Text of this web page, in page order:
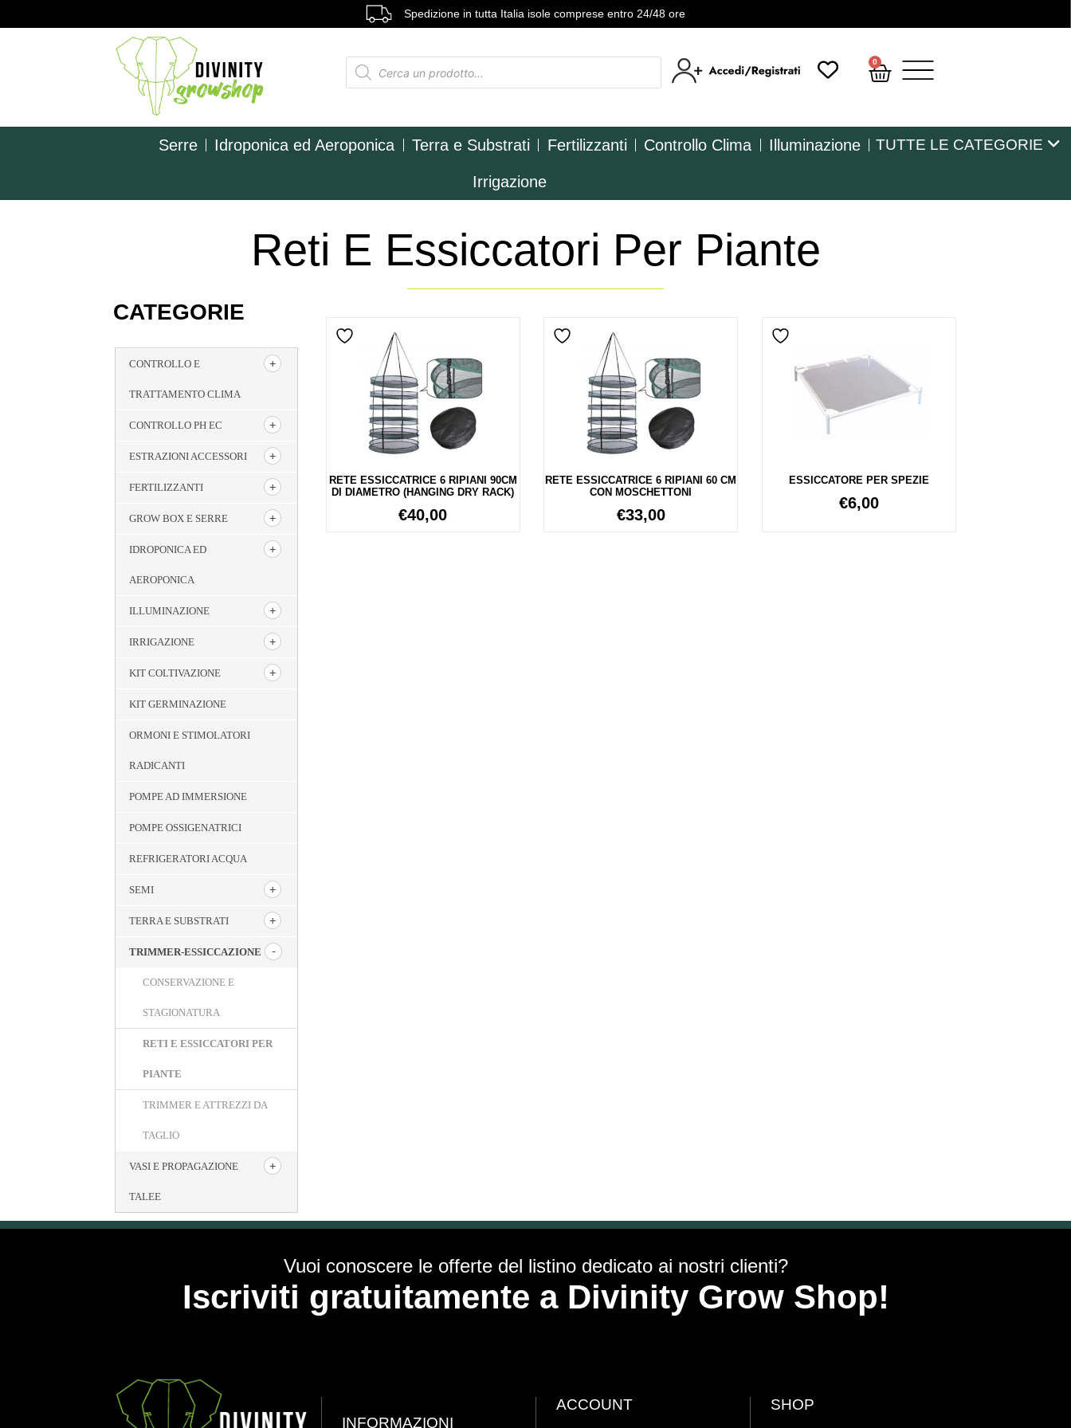
Spedizione in tutta Italia isole comprese entro 24/48 ore
0
Serre Idroponica ed Aeroponica Terra e Substrati Fertilizzanti Controllo Clima Illuminazione
Irrigazione
TUTTE LE CATEGORIE
Reti E Essiccatori Per Piante
CATEGORIE
CONTROLLO E
TRATTAMENTO CLIMA
CONTROLLO PH EC
ESTRAZIONI ACCESSORI
FERTILIZZANTI
GROW BOX E SERRE
IDROPONICA ED
AEROPONICA
ILLUMINAZIONE
IRRIGAZIONE
KIT COLTIVAZIONE
KIT GERMINAZIONE
ORMONI E STIMOLATORI
RADICANTI
POMPE AD IMMERSIONE
POMPE OSSIGENATRICI
REFRIGERATORI ACQUA
SEMI
TERRA E SUBSTRATI
TRIMMER-ESSICCAZIONE
CONSERVAZIONE E
STAGIONATURA
RETI E ESSICCATORI PER
PIANTE
TRIMMER E ATTREZZI DA
TAGLIO
VASI E PROPAGAZIONE
TALEE
RETE ESSICCATRICE 6 RIPIANI 90CM
DI DIAMETRO (HANGING DRY RACK)
€40,00
RETE ESSICCATRICE 6 RIPIANI 60 CM
CON MOSCHETTONI
€33,00
ESSICCATORE PER SPEZIE
€6,00
Vuoi conoscere le offerte del listino dedicato ai nostri clienti?
Iscriviti gratuitamente a Divinity Grow Shop!
INFORMAZIONI
ACCOUNT SHOP